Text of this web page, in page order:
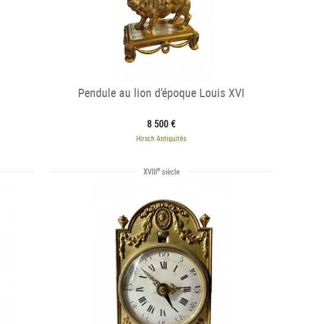
Pendule au lion d'époque Louis XVI
8 500 €
Hirsch Antiquités
XVIIIesiècle